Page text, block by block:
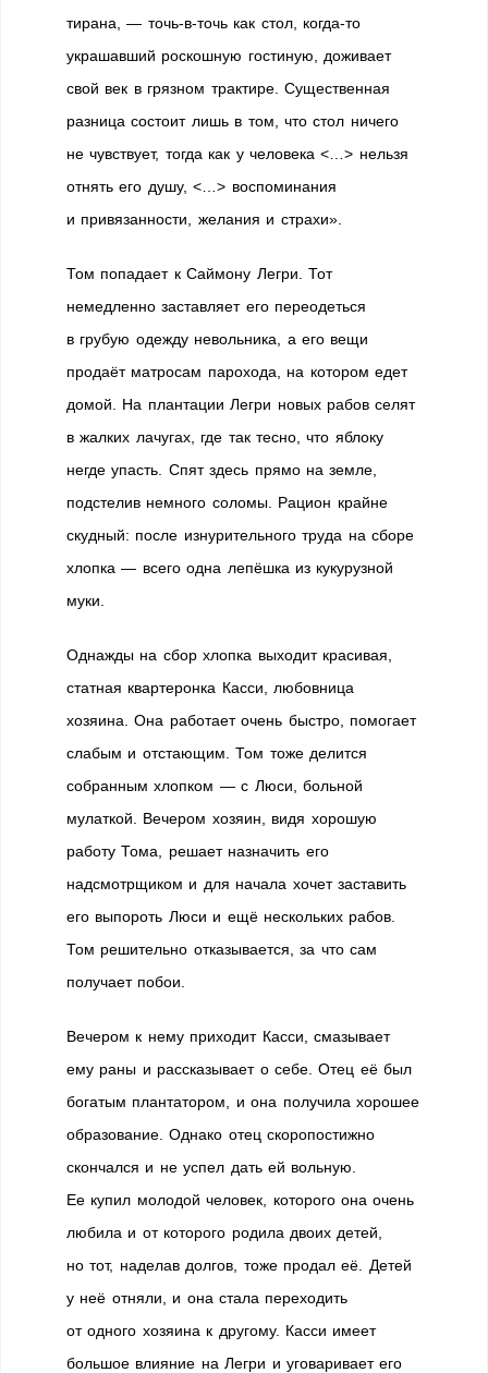
тирана, — точь-в-точь как стол, когда-то
украшавший роскошную гостиную, доживает
свой век в грязном трактире. Существенная
разница состоит лишь в том, что стол ничего
не чувствует, тогда как у человека <…> нельзя
отнять его душу, <…> воспоминания
и привязанности, желания и страхи».
Том попадает к Саймону Легри. Тот
немедленно заставляет его переодеться
в грубую одежду невольника, а его вещи
продаёт матросам парохода, на котором едет
домой. На плантации Легри новых рабов селят
в жалких лачугах, где так тесно, что яблоку
негде упасть. Спят здесь прямо на земле,
подстелив немного соломы. Рацион крайне
скудный: после изнурительного труда на сборе
хлопка — всего одна лепёшка из кукурузной
муки.
Однажды на сбор хлопка выходит красивая,
статная квартеронка Касси, любовница
хозяина. Она работает очень быстро, помогает
слабым и отстающим. Том тоже делится
собранным хлопком — с Люси, больной
мулаткой. Вечером хозяин, видя хорошую
работу Тома, решает назначить его
надсмотрщиком и для начала хочет заставить
его выпороть Люси и ещё нескольких рабов.
Том решительно отказывается, за что сам
получает побои.
Вечером к нему приходит Касси, смазывает
ему раны и рассказывает о себе. Отец её был
богатым плантатором, и она получила хорошее
образование. Однако отец скоропостижно
скончался и не успел дать ей вольную.
Ее купил молодой человек, которого она очень
любила и от которого родила двоих детей,
но тот, наделав долгов, тоже продал её. Детей
у неё отняли, и она стала переходить
от одного хозяина к другому. Касси имеет
большое влияние на Легри и уговаривает его